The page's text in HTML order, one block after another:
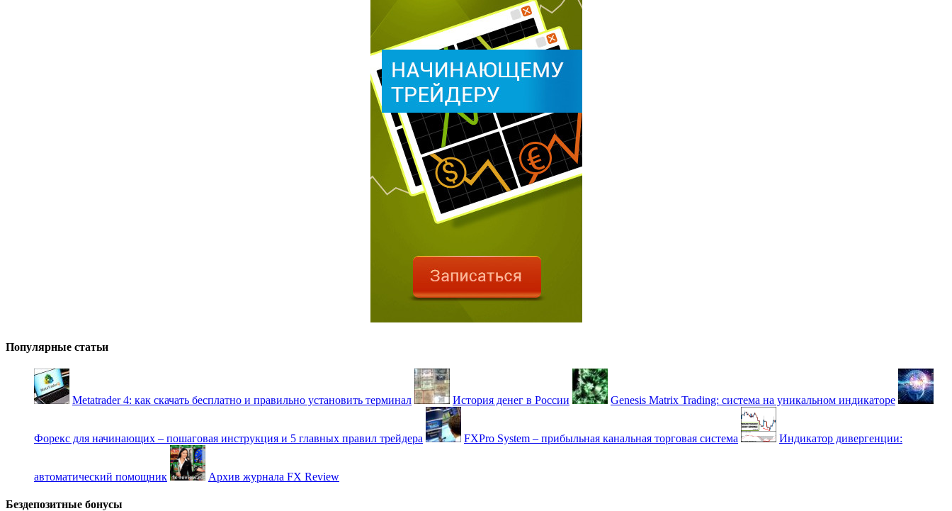
Популярные статьи
Metatrader 4: как скачать бесплатно и правильно установить терминал История денег в России Genesis Matrix Trading: система на уникальном индикаторе
Форекс для начинающих – пошаговая инструкция и 5 главных правил трейдера FXPro System – прибыльная канальная торговая система Индикатор дивергенции:
автоматический помощник Архив журнала FX Review
Бездепозитные бонусы